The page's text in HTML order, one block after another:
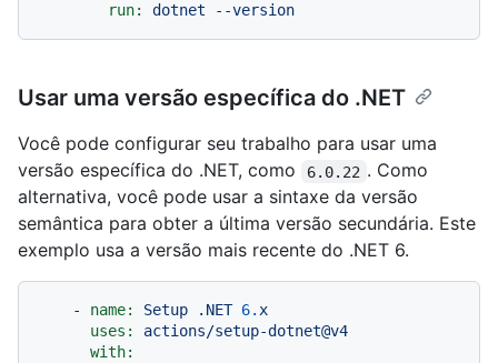
run:
dotnet --version
Usar uma versão específica do .NET
Você pode configurar seu trabalho para usar uma
versão específica do .NET, como
6.0.22 . Como
alternativa, você pode usar a sintaxe da versão
semântica para obter a última versão secundária. Este
exemplo usa a versão mais recente do .NET 6.
- name: Setup .NET 6.x
uses:
actions/setup-dotnet@v4
with: